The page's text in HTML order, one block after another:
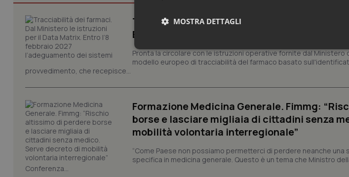
Tracciabilità dei farmaci. Dal Ministero le
Entro l’8 febbraio 2027 l’adeguamento dei
Pronta la circolare con le istruzioni operative fornite dal Ministero
modello europeo di tracciabilità del farmaco basato
provvedimento, che recepisce...
Formazione Medicina Generale. Fimmg:
borse e lasciare migliaia di cittadini senza
mobilità volontaria interregionale”
“Come Paese non possiamo permetterci di perdere neanche una
specifica in medicina generale. Questo è un tema che Ministro
Conferenza...
MOSTRA DETTAGLI
Necessari Statistici
Necessari Statistici
I cookie necessari contribuiscono a rendere fruibile il sito web
Nome
Fornitore/Dominio